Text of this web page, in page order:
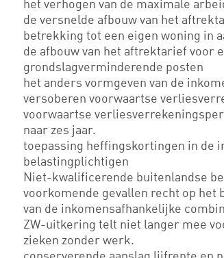
het verhogen van de maximale
de versnelde afbouw van het
betrekking tot een eigen woning in
de afbouw van het aftrektarief voor
grondslagverminderende posten
het anders vormgeven van de
versoberen voorwaartse
voorwaartse
naar zes jaar.
toepassing heffingskortingen in de
belastingplichtigen
Niet-kwalificerende buitenlandse
voorkomende gevallen recht op het
van de inkomensafhankelijke
ZW-uitkering telt niet langer mee
zieken zonder werk.